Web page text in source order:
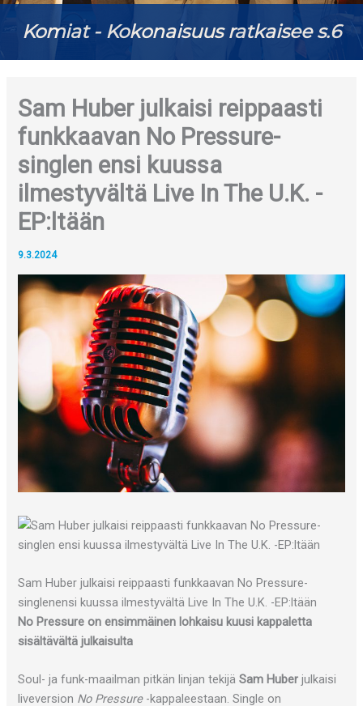
Komiat - Kokonaisuus ratkaisee s.6
Sam Huber julkaisi reippaasti
funkkaavan No Pressure-
singlen ensi kuussa
ilmestyvältä Live In The U.K. -
EP:ltään
9.3.2024
Sam Huber julkaisi reippaasti funkkaavan No Pressure-
singlenensi kuussa ilmestyvältä Live In The U.K. -EP:ltään
No Pressure on ensimmäinen lohkaisu kuusi kappaletta
sisältävältä julkaisulta
Soul- ja funk-maailman pitkän linjan tekijäSam Huber julkaisi
liveversion No Pressure-kappaleestaan. Single on